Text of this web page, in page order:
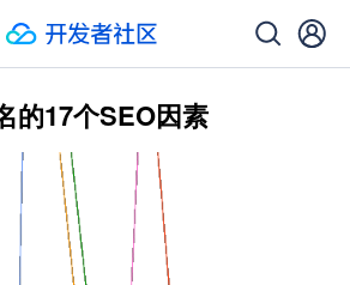
的17个SEO因素